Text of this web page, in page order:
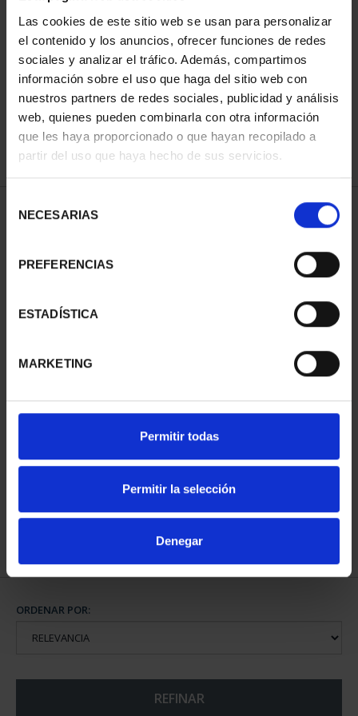
Las cookies de este sitio web se usan para personalizar
el contenido y los anuncios, ofrecer funciones de redes
sociales y analizar el tráfico. Además, compartimos
información sobre el uso que haga del sitio web con
nuestros partners de redes sociales, publicidad y análisis
web, quienes pueden combinarla con otra información
que les haya proporcionado o que hayan recopilado a
partir del uso que haya hecho de sus servicios.
NECESARIAS
PREFERENCIAS
ESTADÍSTICA
MARKETING
Permitir todas
Permitir la selección
Denegar
ORDENAR POR:
REFINAR
1 Productos encontrados
PROVINCIA COLECCION
COMPLET...
ORDENAR POR:
REFINAR